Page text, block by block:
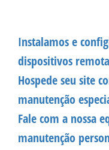
Instalamos e
dispositivos
Hospede seu site
manutenção
Fale com a nossa
manutenção